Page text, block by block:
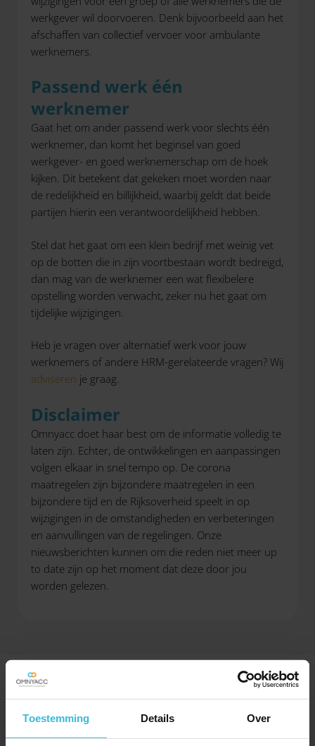
Toestemming Details Over
werkgever wil doorvoeren. Denk bijvoorbeeld aan het
afschaffen van collectief vervoer voor ambulante
werknemers.
Passend werk één
werknemer
Gaat het om ander passend werk voor slechts één
werknemer, dan komt het beginsel van goed
werkgever- en goed werknemerschap om de hoek
kijken. Dit betekent dat gekeken moet worden naar
de redelijkheid en billijkheid, waarbij geldt dat beide
partijen hierin een verantwoordelijkheid hebben.
Stel dat het gaat om een klein bedrijf met weinig vet
op de botten die in zijn voortbestaan wordt bedreigd,
dan mag van de werknemer een wat flexibelere
opstelling worden verwacht, zeker nu het gaat om
tijdelijke wijzigingen.
Heb je vragen over alternatief werk voor jouw
werknemers of andere HRM-gerelateerde vragen? Wij
adviseren je graag.
Disclaimer
Omnyacc doet haar best om de informatie volledig te
laten zijn. Echter, de ontwikkelingen en aanpassingen
volgen elkaar in snel tempo op. De corona
maatregelen zijn bijzondere maatregelen in een
bijzondere tijd en de Rijksoverheid speelt in op
wijzigingen in de omstandigheden en verbeteringen
en aanvullingen van de regelingen. Onze
nieuwsberichten kunnen om die reden niet meer up
to date zijn op het moment dat deze door jou
worden gelezen.